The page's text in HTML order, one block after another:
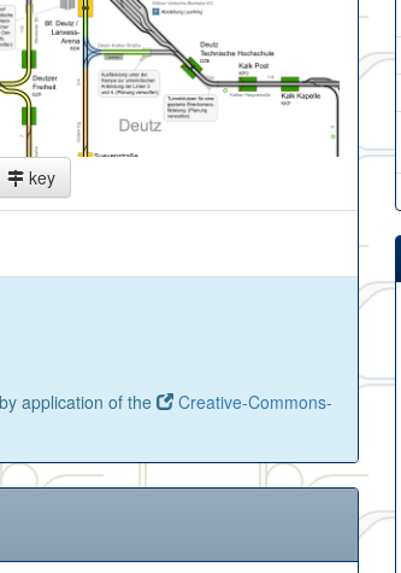
key
application of the
Creative-Commons-